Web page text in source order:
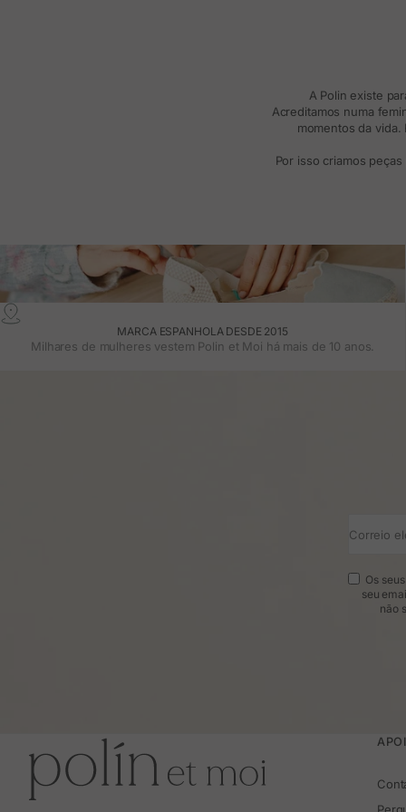
A Polin existe
Acreditamos numa
momentos da
Por isso criamos
MARCA ESPANHOLA DESDE 2015
Milhares de mulheres vestem Polin et Moi há mais de 10 anos.
Correio
Os
seu
não